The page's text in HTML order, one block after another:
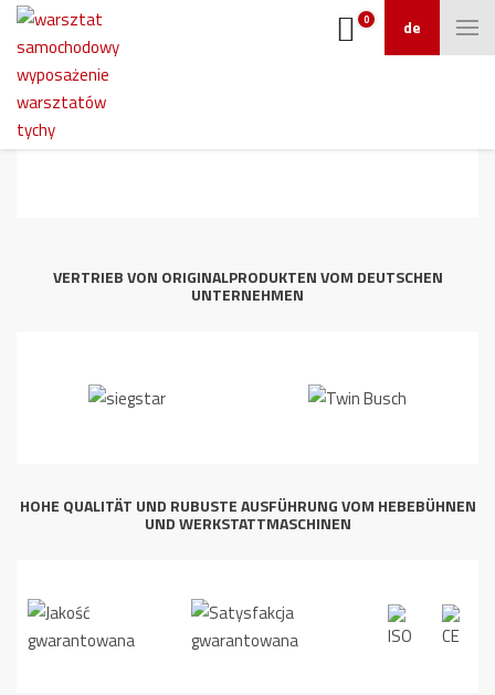
de
0
6
VERTRIEB VON ORIGINALPRODUKTEN VOM DEUTSCHEN
UNTERNEHMEN
HOHE QUALITÄT UND RUBUSTE AUSFÜHRUNG VOM HEBEBÜHNEN
UND WERKSTATTMASCHINEN